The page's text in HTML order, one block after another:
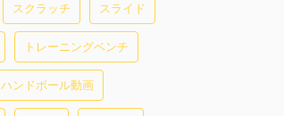
スクラッチ スライド
トレーニングベンチ
ハンドボール動画